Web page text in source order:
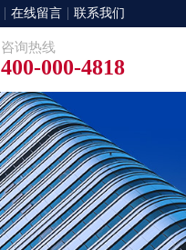
在线留言 联系我们
咨询热线
400-000-4818